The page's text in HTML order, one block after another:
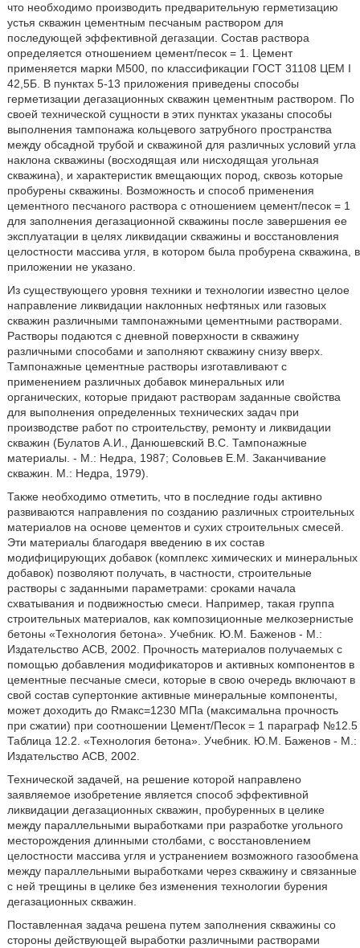
что необходимо производить предварительную герметизацию
устья скважин цементным песчаным раствором для
последующей эффективной дегазации. Состав раствора
определяется отношением цемент/песок = 1. Цемент
применяется марки М500, по классификации ГОСТ 31108 ЦЕМ I
42,5Б. В пунктах 5-13 приложения приведены способы
герметизации дегазационных скважин цементным раствором. По
своей технической сущности в этих пунктах указаны способы
выполнения тампонажа кольцевого затрубного пространства
между обсадной трубой и скважиной для различных условий угла
наклона скважины (восходящая или нисходящая угольная
скважина), и характеристик вмещающих пород, сквозь которые
пробурены скважины. Возможность и способ применения
цементного песчаного раствора с отношением цемент/песок = 1
для заполнения дегазационной скважины после завершения ее
эксплуатации в целях ликвидации скважины и восстановления
целостности массива угля, в котором была пробурена скважина, в
приложении не указано.
Из существующего уровня техники и технологии известно целое
направление ликвидации наклонных нефтяных или газовых
скважин различными тампонажными цементными растворами.
Растворы подаются с дневной поверхности в скважину
различными способами и заполняют скважину снизу вверх.
Тампонажные цементные растворы изготавливают с
применением различных добавок минеральных или
органических, которые придают растворам заданные свойства
для выполнения определенных технических задач при
производстве работ по строительству, ремонту и ликвидации
скважин (Булатов А.И., Данюшевский B.C. Тампонажные
материалы. - М.: Недра, 1987; Соловьев Е.М. Заканчивание
скважин. М.: Недра, 1979).
Также необходимо отметить, что в последние годы активно
развиваются направления по созданию различных строительных
материалов на основе цементов и сухих строительных смесей.
Эти материалы благодаря введению в их состав
модифицирующих добавок (комплекс химических и минеральных
добавок) позволяют получать, в частности, строительные
растворы с заданными параметрами: сроками начала
схватывания и подвижностью смеси. Например, такая группа
строительных материалов, как композиционные мелкозернистые
бетоны «Технология бетона». Учебник. Ю.М. Баженов - М.:
Издательство АСВ, 2002. Прочность материалов получаемых с
помощью добавления модификаторов и активных компонентов в
цементные песчаные смеси, которые в свою очередь включают в
свой состав супертонкие активные минеральные компоненты,
может доходить до Rмакс=1230 МПа (максимальна прочность
при сжатии) при соотношении Цемент/Песок = 1 параграф №12.5
Таблица 12.2. «Технология бетона». Учебник. Ю.М. Баженов - М.:
Издательство АСВ, 2002.
Технической задачей, на решение которой направлено
заявляемое изобретение является способ эффективной
ликвидации дегазационных скважин, пробуренных в целике
между параллельными выработками при разработке угольного
месторождения длинными столбами, с восстановлением
целостности массива угля и устранением возможного газообмена
между параллельными выработками через скважину и связанные
с ней трещины в целике без изменения технологии бурения
дегазационных скважин.
Поставленная задача решена путем заполнения скважины со
стороны действующей выработки различными растворами